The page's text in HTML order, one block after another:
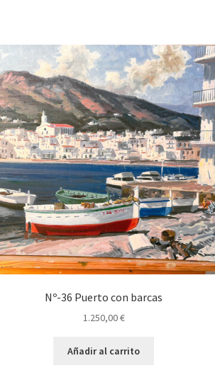
Nº-36 Puerto con barcas
1.250,00€
Añadir al carrito